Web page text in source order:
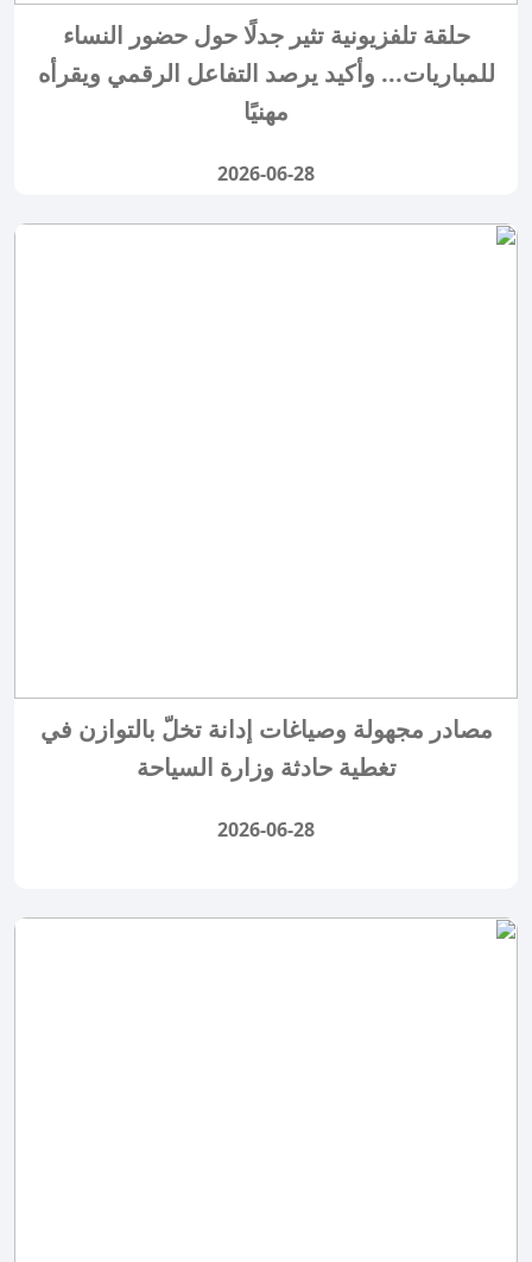
حلقة تلفزيونية تثير جدلًا حول حضور النساء
للمباريات... وأكيد يرصد التفاعل الرقمي ويقرأه
مهنيًا
2026-06-28
مصادر مجهولة وصياغات إدانة تخلّ بالتوازن في
تغطية حادثة وزارة السياحة
2026-06-28